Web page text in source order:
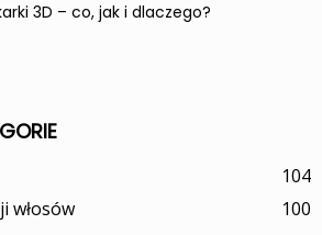
3D – co, jak i dlaczego?
104
włosów
100